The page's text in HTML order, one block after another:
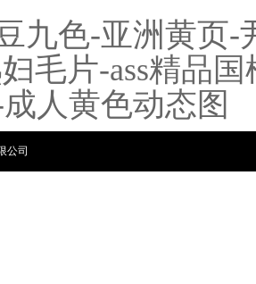
九色-亚洲黄页
毛片-ass精品
人黄色动态图
公司